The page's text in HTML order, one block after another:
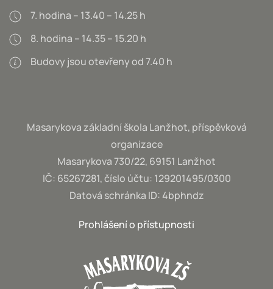
7. hodina – 13.40 – 14.25 h
8. hodina – 14.35 – 15.20 h
Budovy jsou otevřeny od 7.40 h
Masarykova základní škola Lanžhot, příspěvková
organizace
Masarykova 730/22, 69151 Lanžhot
IČ: 65267281, číslo účtu: 129201495/0300
Datová schránka ID: 4bphndz
Prohlášení o přístupnosti